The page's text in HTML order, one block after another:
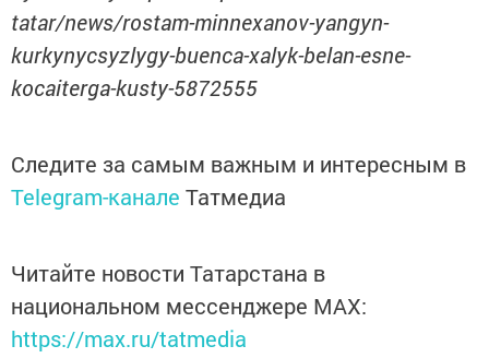
tatar/news/rostam-minnexanov-yangyn-
kurkynycsyzlygy-buenca-xalyk-belan-esne-
kocaiterga-kusty-5872555
Следите за самым важным и интересным в
Telegram-канале Татмедиа
Читайте новости Татарстана в
национальном мессенджере MАХ:
https://max.ru/tatmedia